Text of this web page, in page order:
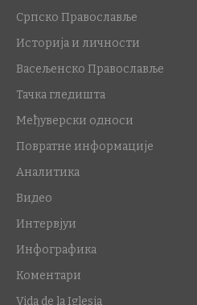
Српско Православље
Историја и личности
Васељенско Православље
Тачка гледишта
Међуверски односи
Повратне информације
Аналитика
Видео
Интервјуи
Инфографика
Коментари
Vida de la Iglesia